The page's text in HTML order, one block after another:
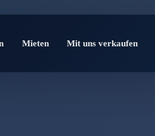
Mieten Mit uns verkaufen